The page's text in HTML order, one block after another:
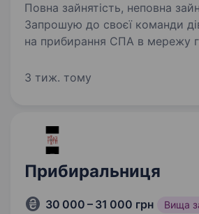
Повна зайнятість, неповна
Запрошую до своєї команди
на прибирання СПА в мережу
по домовленості. Зарплата два рази на місяць.
3 тиж. тому
Прибиральниця
30 000 – 31 000 грн Вища